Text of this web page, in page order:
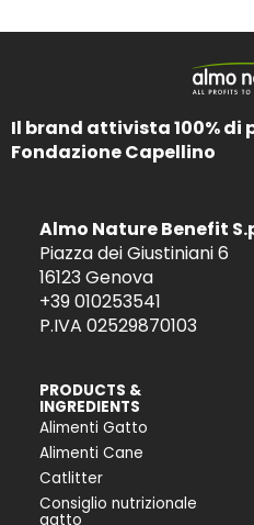
Il brand attivista 100% di
Fondazione Capellino
Almo Nature Benefit
Piazza dei Giustiniani 6
16123 Genova
+39 010253541
P.IVA 02529870103
PRODUCTS &
INGREDIENTS
Alimenti Gatto
Alimenti Cane
Catlitter
Consiglio nutrizionale
gatto